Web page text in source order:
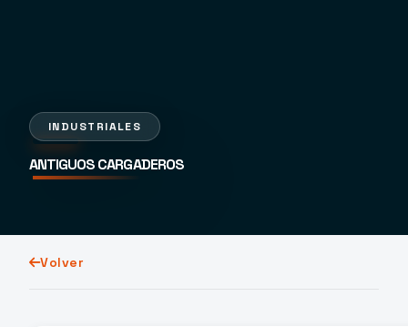
INDUSTRIALES
ANTIGUOS CARGADEROS
Volver